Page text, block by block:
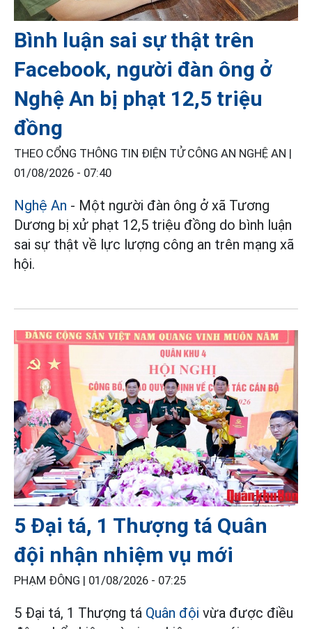
Bình luận sai sự thật trên
Facebook, người đàn ông ở
Nghệ An bị phạt 12,5 triệu
đồng
THEO CỔNG THÔNG TIN ĐIỆN TỬ CÔNG AN NGHỆ AN |
01/08/2026 - 07:40
Nghệ An - Một người đàn ông ở xã Tương
Dương bị xử phạt 12,5 triệu đồng do bình luận
sai sự thật về lực lượng công an trên mạng xã
hội.
5 Đại tá, 1 Thượng tá Quân
đội nhận nhiệm vụ mới
PHẠM ĐÔNG | 01/08/2026 - 07:25
5 Đại tá, 1 Thượng tá Quân đội vừa được điều